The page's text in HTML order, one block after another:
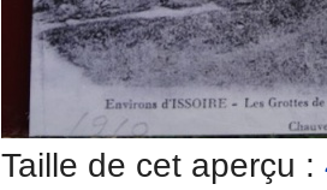
Taille de cet aperçu :